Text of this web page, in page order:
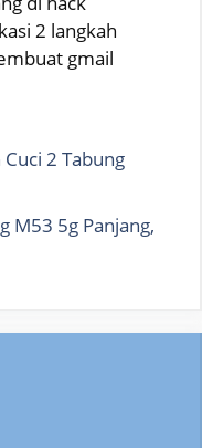
2 langkah
gmail
2 Tabung
M53 5g Panjang,